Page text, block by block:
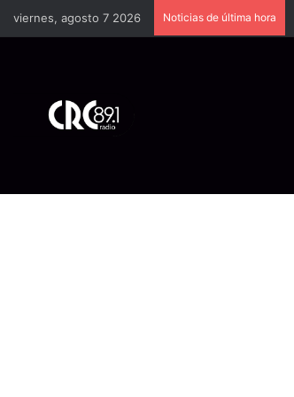
viernes, agosto 7 2026 Noticias de última hora